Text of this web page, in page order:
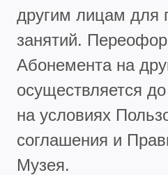
другим лицам для
занятий.
Абонемента на
осуществляется
на условиях
соглашения и
Музея.